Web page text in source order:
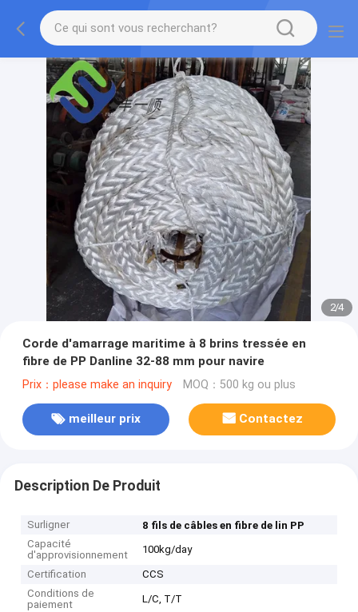
2/4
Corde d'amarrage maritime à 8 brins tressée en
fibre de PP Danline 32-88 mm pour navire
Prix：please make an inquiry MOQ：500 kg ou plus
meilleur prix Contactez
Description De Produit
Surligner
8 fils de câbles en fibre de lin PP
Capacité
d'approvisionnement
100kg/day
Certification
CCS
Conditions de
paiement
L/C, T/T